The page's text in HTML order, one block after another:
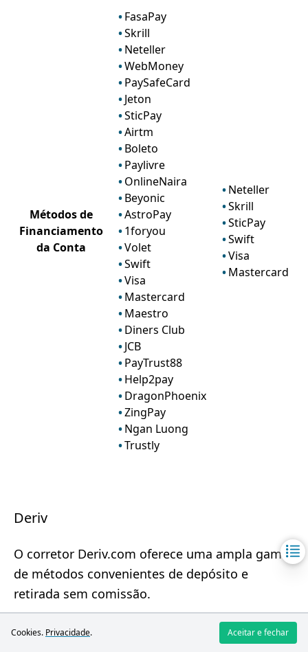
Métodos de
Financiamento
da Conta
FasaPay
Skrill
Neteller
WebMoney
PaySafeCard
Jeton
SticPay
Airtm
Boleto
Paylivre
OnlineNaira
Beyonic
AstroPay
1foryou
Volet
Swift
Visa
Mastercard
Maestro
Diners Club
JCB
PayTrust88
Help2pay
DragonPhoenix
ZingPay
Ngan Luong
Trustly
Neteller
Skrill
SticPay
Swift
Visa
Mastercard
Deriv
O corretor Deriv.com oferece uma ampla gama
de métodos convenientes de depósito e
retirada sem comissão.
XM
Cookies. Privacidade. Aceitar e fechar